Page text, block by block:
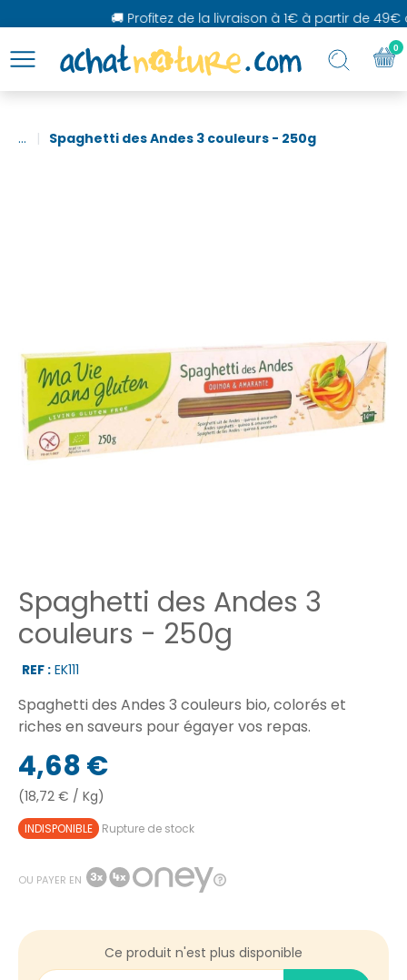
🚚 Profitez de la livraison à 1€ à partir de 49€
... Spaghetti des Andes 3 couleurs - 250g
Spaghetti des Andes 3
couleurs - 250g
REF : EK111
Spaghetti des Andes 3 couleurs bio, colorés et
riches en saveurs pour égayer vos repas.
4,68 €
(18,72 € / Kg)
INDISPONIBLE Rupture de stock
OU PAYER EN
Ce produit n'est plus disponible
0